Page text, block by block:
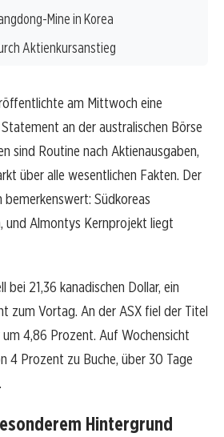
Mine in Korea
Aktienkursanstieg
am Mittwoch eine
an der australischen Börse
sind Routine nach Aktienausgaben,
über alle wesentlichen Fakten. Der
Südkoreas
und Almontys Kernprojekt liegt
21,36 kanadischen Dollar, ein
zum Vortag. An der ASX fiel der Titel
4,86 Prozent. Auf Wochensicht
4 Prozent zu Buche, über 30 Tage
Hintergrund